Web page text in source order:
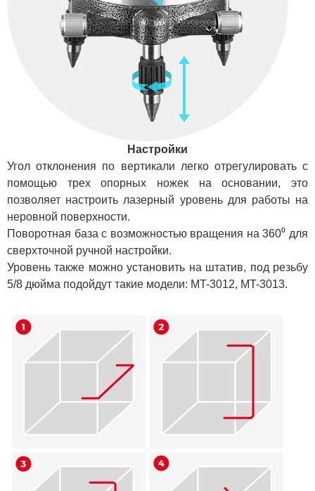
Настройки
Угол отклонения по вертикали легко отрегулировать с
помощью трех опорных ножек на основании, это
позволяет настроить лазерный уровень для работы на
неровной поверхности.
Поворотная база с возможностью вращения на 360⁰ для
сверхточной ручной настройки.
Уровень также можно установить на штатив, под резьбу
5/8 дюйма подойдут такие модели: MT-3012, MT-3013.